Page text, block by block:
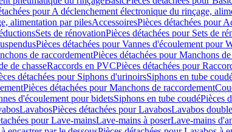
pour A déclenchement électronique du rinçage,
alimentation par pilesAccessoiresPièces détachées pour
Sets de rénovationPièces détachées pour Sets de
Pièces détachées pour Vannes d'écoulement pour
de raccordementPièces détachées pour Manchons
de chasseRaccords en PVCPièces détachées pour
détachées pour Siphons d'urinoirsSiphons en tube
Pièces détachées pour Manchons de raccordement
d'écoulement pour bidetsSiphons en tube coudéPièces
LavabosPièces détachées pour LavabosLavabos
pour Lave-mainsLave-mains à poserLave-mains